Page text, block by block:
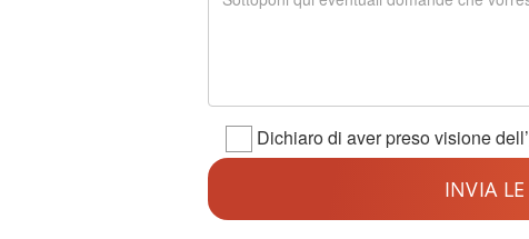
Dichiaro di aver preso visione dell’